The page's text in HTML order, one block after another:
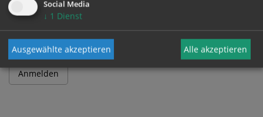
PasswortSocial Media
↓ 1 Dienst
Ausgewählte akzeptieren Alle akzeptieren